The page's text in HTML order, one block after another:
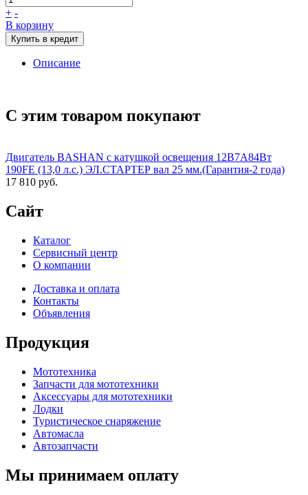
+ -
В корзину
Купить в кредит
Описание
С этим товаром покупают
Двигатель BASHAN с катушкой освещения 12В7А84Вт
190FE (13,0 л.с.) ЭЛ.СТАРТЕР вал 25 мм.(Гарантия-2 года)
17 810 руб.
Сайт
Каталог
Сервисный центр
О компании
Доставка и оплата
Контакты
Объявления
Продукция
Мототехника
Запчасти для мототехники
Аксессуары для мототехники
Лодки
Туристическое снаряжение
Автомасла
Автозапчасти
Мы принимаем оплату